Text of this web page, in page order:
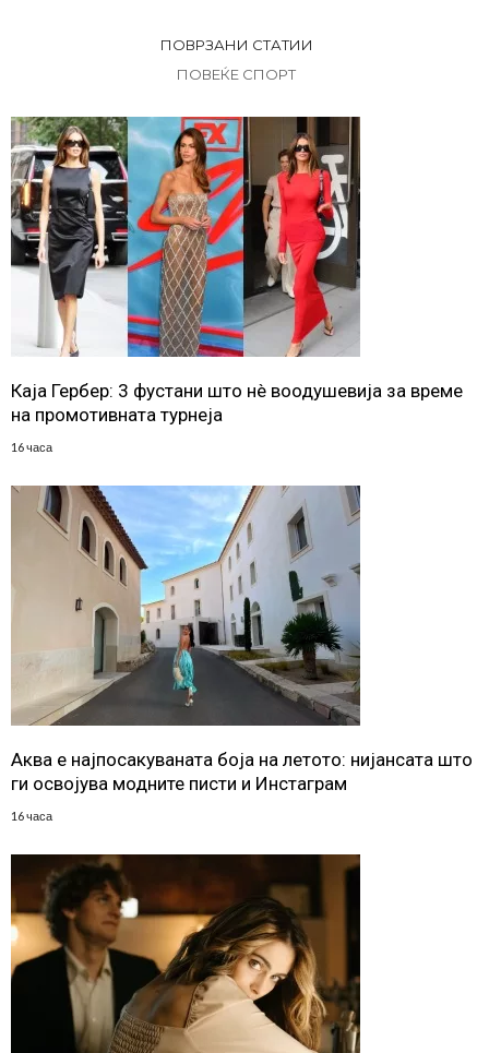
ПОВРЗАНИ СТАТИИ
ПОВЕЌЕ СПОРТ
Каја Гербер: 3 фустани што нè воодушевија за време
на промотивната турнеја
16 часа
Аква е најпосакуваната боја на летото: нијансата што
ги освојува модните писти и Инстаграм
16 часа